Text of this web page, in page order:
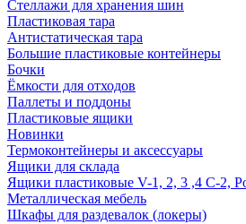
Стеллажи для хранения шин
Пластиковая тара
Антистатическая тара
Большие пластиковые контейнеры
Бочки
Ёмкости для отходов
Паллеты и поддоны
Пластиковые ящики
Новинки
Термоконтейнеры и аксессуары
Ящики для склада
Ящики пластиковые V-1, 2, 3 ,4 С-2,
Металлическая мебель
Шкафы для раздевалок (локеры)